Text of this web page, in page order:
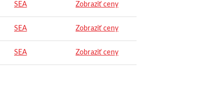
SEA Zobraziť ceny
SEA Zobraziť ceny
SEA Zobraziť ceny